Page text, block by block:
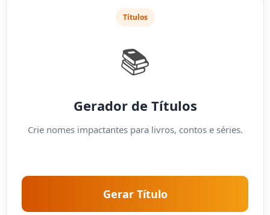
Títulos
📚
Gerador de Títulos
Crie nomes impactantes para livros, contos e séries.
Gerar Título